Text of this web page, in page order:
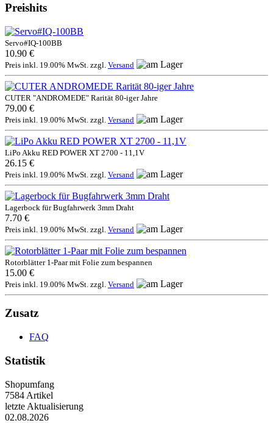
Preishits
Servo#IQ-100BB
10.90 €
Preis inkl. 19.00% MwSt. zzgl. Versand
CUTER "ANDROMEDE" Rarität 80-iger Jahre
79.00 €
Preis inkl. 19.00% MwSt. zzgl. Versand
LiPo Akku RED POWER XT 2700 - 11,1V
26.15 €
Preis inkl. 19.00% MwSt. zzgl. Versand
Lagerbock für Bugfahrwerk 3mm Draht
7.70 €
Preis inkl. 19.00% MwSt. zzgl. Versand
Rotorblätter 1-Paar mit Folie zum bespannen
15.00 €
Preis inkl. 19.00% MwSt. zzgl. Versand
Zusatz
FAQ
Statistik
Shopumfang
7584 Artikel
letzte Aktualisierung
02.08.2026